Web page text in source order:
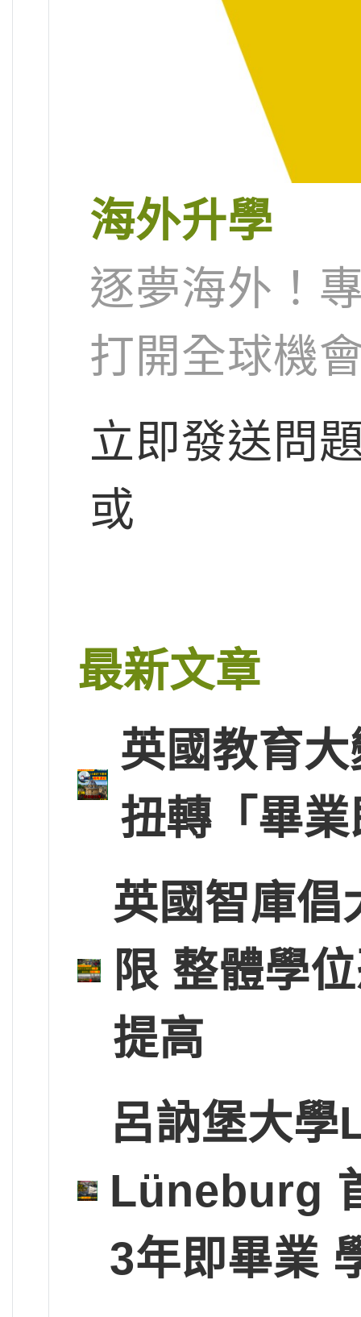
海外升學
逐夢海外！
打開全球機
立即發送問
或
最新文章
英國教育
扭轉「畢
英國智庫倡
限 整體學
提高
呂訥堡大
Lüneburg
3年即畢業